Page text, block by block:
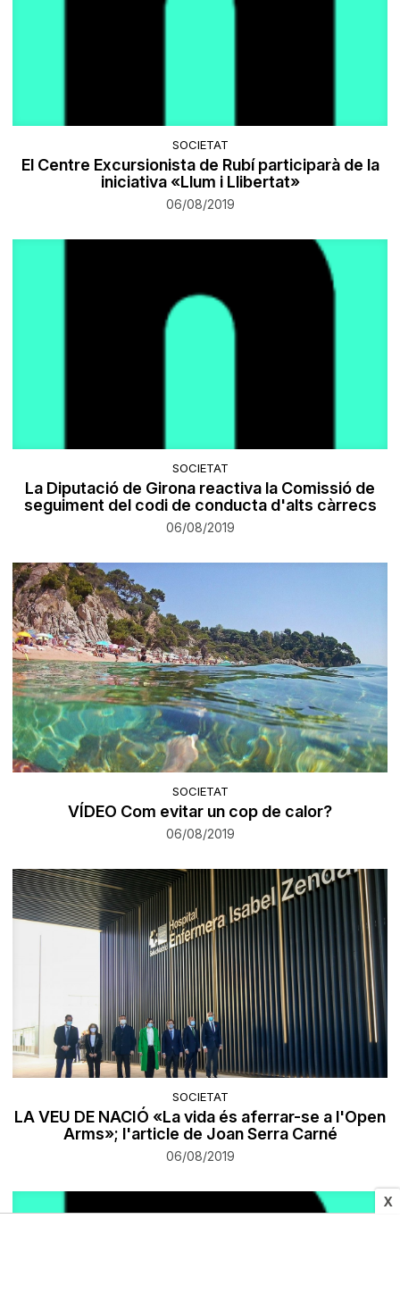
X
SOCIETAT
El Centre Excursionista de Rubí participarà de la
iniciativa «Llum i Llibertat»
06/08/2019
SOCIETAT
La Diputació de Girona reactiva la Comissió de
seguiment del codi de conducta d'alts càrrecs
06/08/2019
SOCIETAT
VÍDEO Com evitar un cop de calor?
06/08/2019
SOCIETAT
LA VEU DE NACIÓ «La vida és aferrar-se a l'Open
Arms»; l'article de Joan Serra Carné
06/08/2019